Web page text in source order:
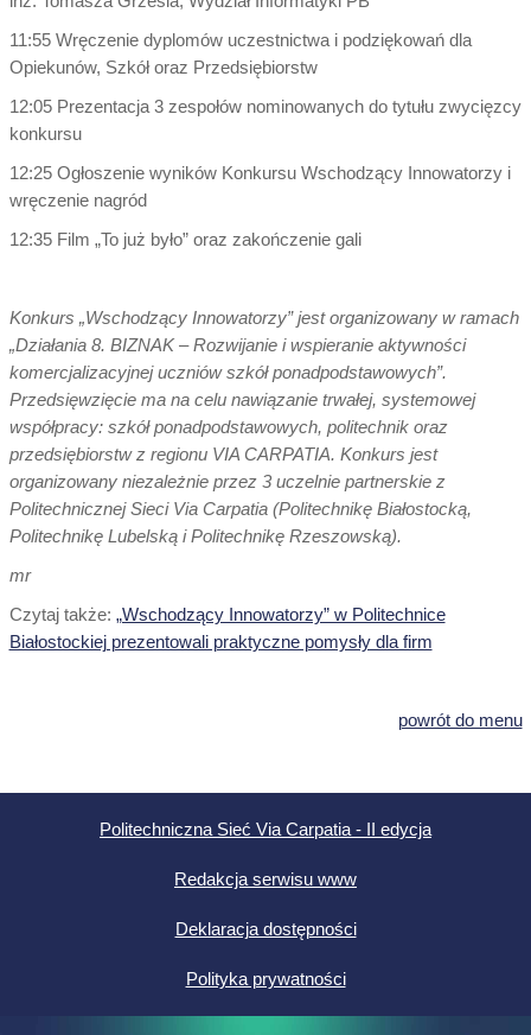
11:55 Wręczenie dyplomów uczestnictwa i podziękowań dla
Opiekunów, Szkół oraz Przedsiębiorstw
12:05 Prezentacja 3 zespołów nominowanych do tytułu zwycięzcy
konkursu
12:25 Ogłoszenie wyników Konkursu Wschodzący Innowatorzy i
wręczenie nagród
12:35 Film „To już było” oraz zakończenie gali
Konkurs „Wschodzący Innowatorzy” jest organizowany w ramach
„Działania 8. BIZNAK – Rozwijanie i wspieranie aktywności
komercjalizacyjnej uczniów szkół ponadpodstawowych”.
Przedsięwzięcie ma na celu nawiązanie trwałej, systemowej
współpracy: szkół ponadpodstawowych, politechnik oraz
przedsiębiorstw z regionu VIA CARPATIA. Konkurs jest
organizowany niezależnie przez 3 uczelnie partnerskie z
Politechnicznej Sieci Via Carpatia (Politechnikę Białostocką,
Politechnikę Lubelską i Politechnikę Rzeszowską).
mr
Czytaj także: „Wschodzący Innowatorzy” w Politechnice
Białostockiej prezentowali praktyczne pomysły dla firm
powrót do menu
Politechniczna Sieć Via Carpatia - II edycja
Redakcja serwisu www
Deklaracja dostępności
Polityka prywatności